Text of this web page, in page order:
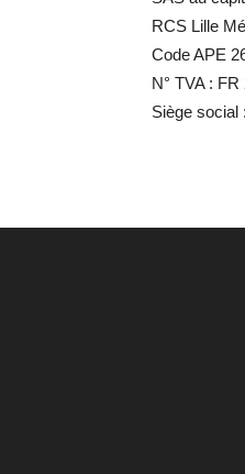
RCS Lille
Code APE
N° TVA :
Siège social